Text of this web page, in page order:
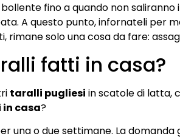
fino a quando non
A questo punto, infornateli per
rimane solo una cosa da fare:
fatti in casa?
taralli pugliesi in scatole di latta,
casa?
una o due settimane. La